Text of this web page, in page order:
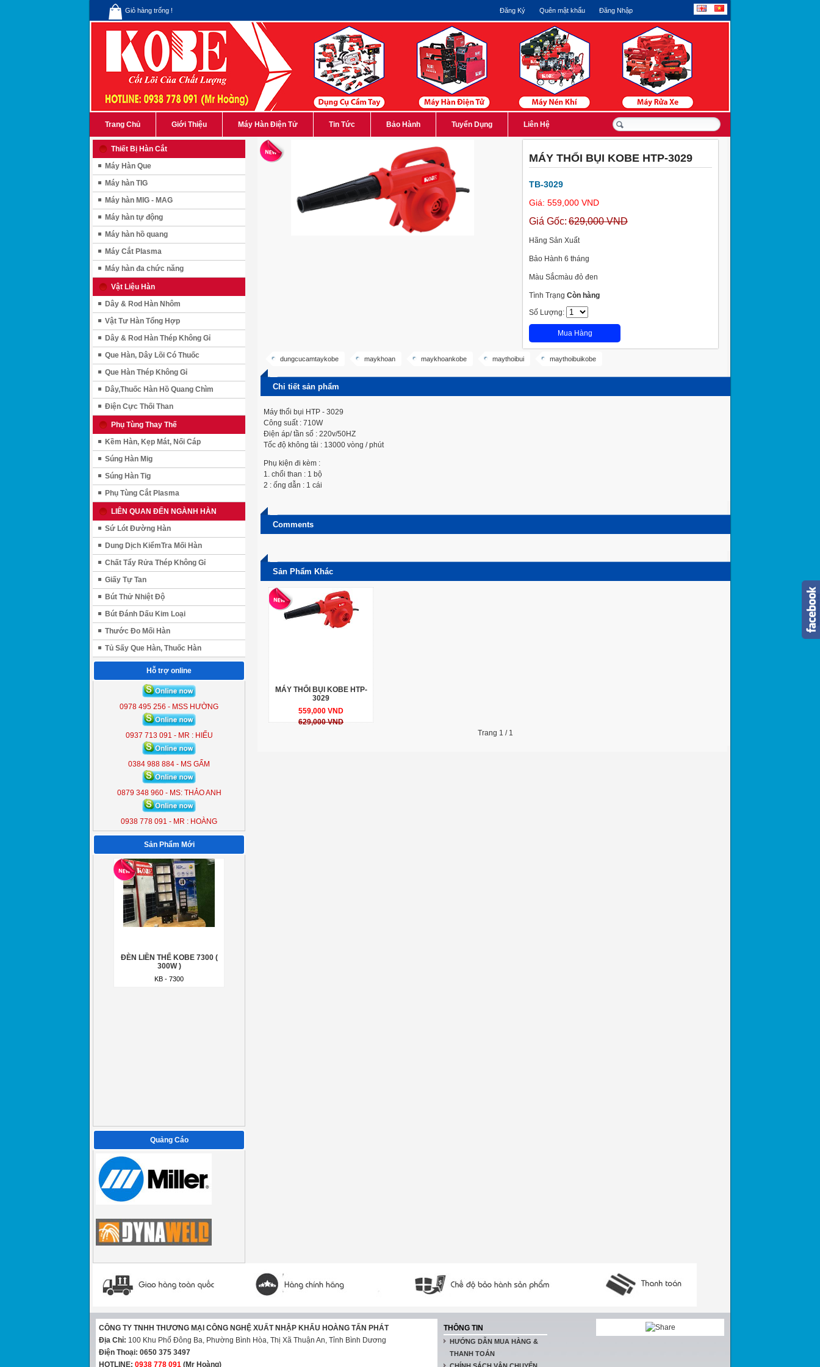
Giỏ hàng trống ! Đăng Ký Quên mật khẩu Đăng Nhập
Trang Chủ Giới Thiệu Máy Hàn Điện Tử Tin Tức Bảo Hành Tuyển Dụng Liên Hệ
Thiết Bị Hàn Cắt
Máy Hàn Que
Máy hàn TIG
Máy hàn MIG - MAG
Máy hàn tự động
Máy hàn hồ quang
Máy Cắt Plasma
Máy hàn đa chức năng
Vật Liệu Hàn
Dây & Rod Hàn Nhôm
Vật Tư Hàn Tổng Hợp
Dây & Rod Hàn Thép Không Gỉ
Que Hàn, Dây Lõi Có Thuốc
Que Hàn Thép Không Gỉ
Dây,Thuốc Hàn Hồ Quang Chìm
Điện Cực Thối Than
Phụ Tùng Thay Thế
Kềm Hàn, Kẹp Mát, Nối Cáp
Súng Hàn Mig
Súng Hàn Tig
Phụ Tùng Cắt Plasma
LIÊN QUAN ĐẾN NGÀNH HÀN
Sứ Lót Đường Hàn
Dung Dịch KiểmTra Mối Hàn
Chất Tẩy Rửa Thép Không Gỉ
Giấy Tự Tan
Bút Thử Nhiệt Độ
Bút Đánh Dấu Kim Loại
Thước Đo Mối Hàn
Tủ Sấy Que Hàn, Thuốc Hàn
Hỗ trợ online
0978 495 256 - MSS HƯỜNG
0937 713 091 - MR : HIẾU
0384 988 884 - MS GẤM
0879 348 960 - MS: THẢO ANH
0938 778 091 - MR : HOÀNG
Sản Phẩm Mới
ĐÈN LIỀN THỂ KOBE 7300 (
KB - 7300
ĐÈN LIỀN THỂ KOBE 7300 (
300W )
KB - 7300
ĐÈN LIỀN THỂ KOBE 7300 (
300W )
KB - 7300
Quảng Cáo
MÁY THỔI BỤI KOBE HTP-3029
TB-3029
Giá: 559,000 VND
Giá Gốc: 629,000 VND
Hãng Sản Xuất
Bảo Hành 6 tháng
Màu Sắcmàu đỏ đen
Tình Trạng Còn hàng
Số Lượng:
Mua Hàng
dungcucamtaykobe maykhoan maykhoankobe maythoibui maythoibuikobe
Chi tiết sản phẩm
Máy thổi bụi HTP - 3029
Công suất : 710W
Điện áp/ tần số : 220v/50HZ
Tốc độ không tải : 13000 vòng / phút
Phụ kiện đi kèm :
1. chổi than : 1 bộ
2 : ống dẫn : 1 cái
Comments
Sản Phẩm Khác
MÁY THỔI BỤI KOBE HTP-
3029
559,000 VND
629,000 VND
Trang 1 / 1
CÔNG TY TNHH THƯƠNG MẠI CÔNG NGHỆ XUẤT NHẬP KHẨU HOÀNG TẤN PHÁT
Địa Chỉ: 100 Khu Phố Đông Ba, Phường Bình Hòa, Thị Xã Thuận An, Tỉnh Bình Dương
Điện Thoại: 0650 375 3497
HOTLINE: 0938 778 091 (Mr Hoàng)
THÔNG TIN
HƯỚNG DẪN MUA HÀNG &
THANH TOÁN